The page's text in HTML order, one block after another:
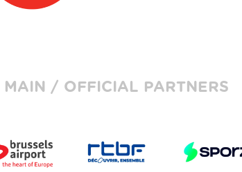
MAIN / OFFICIAL PARTNERS